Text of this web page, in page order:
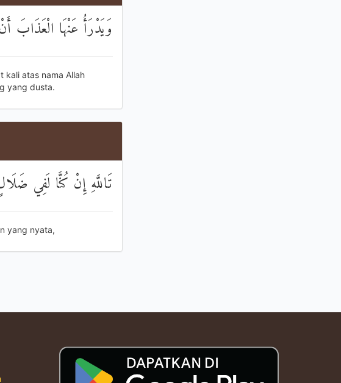
وَيَدْرَأُ عَنْهَا الْعَذَابَ
kali atas nama Allah
yang dusta.
تَاللَّهِ إِنْ كُنَّا لَفِي
yang nyata,